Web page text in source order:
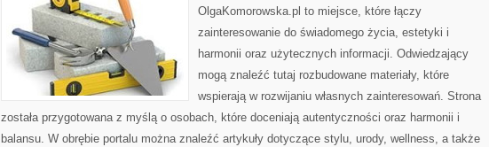
OlgaKomorowska.pl to miejsce, które łączy
zainteresowanie do świadomego życia, estetyki i
harmonii oraz użytecznych informacji. Odwiedzający
mogą znaleźć tutaj rozbudowane materiały, które
wspierają w rozwijaniu własnych zainteresowań. Strona
została przygotowana z myślą o osobach, które doceniają autentyczności oraz harmonii i
balansu. W obrębie portalu można znaleźć artykuły dotyczące stylu, urody, wellness, a także